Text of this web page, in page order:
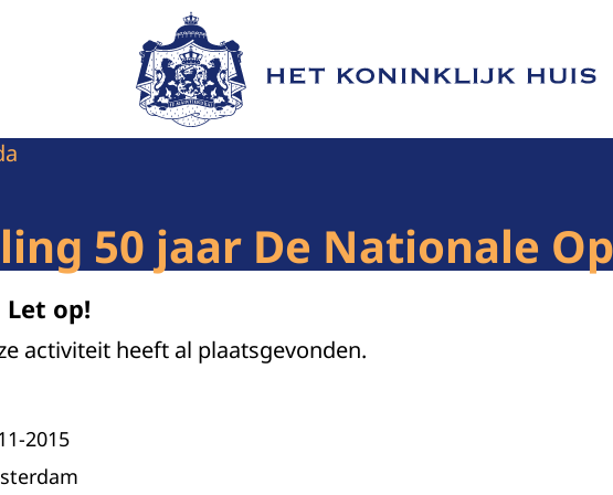
Naar de homepage van Het Koninklijk Huis
50 jaar De Nationale
Let op!
activiteit heeft al plaatsgevonden.
2015